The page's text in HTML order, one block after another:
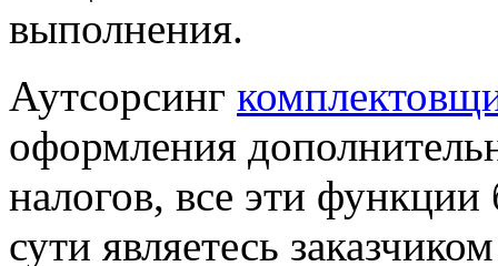
выполнения.
Аутсорсинг
оформления
налогов, все эти
сути являетесь